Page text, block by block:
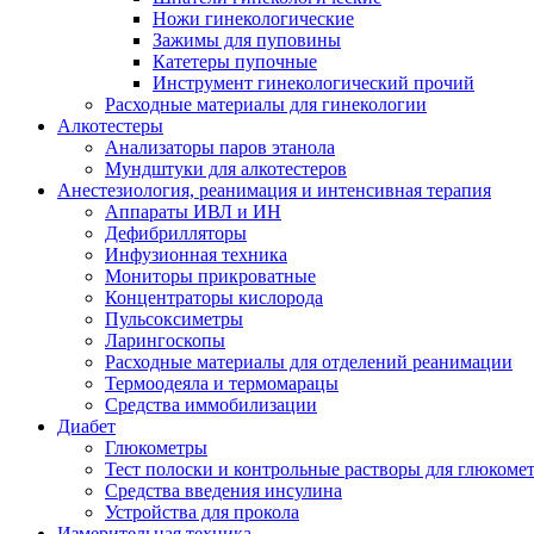
Ножи гинекологические
Зажимы для пуповины
Катетеры пупочные
Инструмент гинекологический прочий
Расходные материалы для гинекологии
Алкотестеры
Анализаторы паров этанола
Мундштуки для алкотестеров
Анестезиология, реанимация и интенсивная терапия
Аппараты ИВЛ и ИН
Дефибрилляторы
Инфузионная техника
Мониторы прикроватные
Концентраторы кислорода
Пульсоксиметры
Ларингоскопы
Расходные материалы для отделений реанимации
Термоодеяла и термомарацы
Средства иммобилизации
Диабет
Глюкометры
Тест полоски и контрольные растворы для
Средства введения инсулина
Устройства для прокола